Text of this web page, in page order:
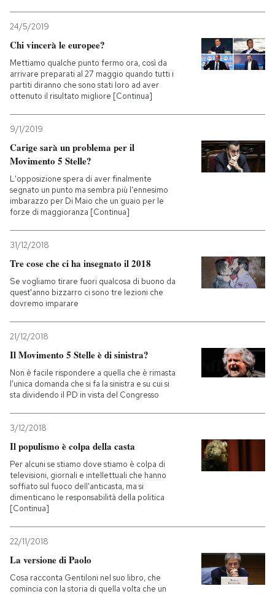
24/5/2019
Chi vincerà le europee?
Mettiamo qualche punto fermo ora, così da
arrivare preparati al 27 maggio quando tutti i
partiti diranno che sono stati loro ad aver
ottenuto il risultato migliore [Continua]
9/1/2019
Carige sarà un problema per il
Movimento 5 Stelle?
L'opposizione spera di aver finalmente
segnato un punto ma sembra più l'ennesimo
imbarazzo per Di Maio che un guaio per le
forze di maggioranza [Continua]
31/12/2018
Tre cose che ci ha insegnato il 2018
Se vogliamo tirare fuori qualcosa di buono da
quest'anno bizzarro ci sono tre lezioni che
dovremo imparare
21/12/2018
Il Movimento 5 Stelle è di sinistra?
Non è facile rispondere a quella che è rimasta
l'unica domanda che si fa la sinistra e su cui si
sta dividendo il PD in vista del Congresso
3/12/2018
Il populismo è colpa della casta
Per alcuni se stiamo dove stiamo è colpa di
televisioni, giornali e intellettuali che hanno
soffiato sul fuoco dell'anticasta, ma si
dimenticano le responsabilità della politica
[Continua]
22/11/2018
La versione di Paolo
Cosa racconta Gentiloni nel suo libro, che
comincia con la storia di quella volta che un